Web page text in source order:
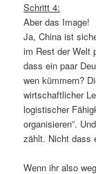
Schritt 4:
Aber das Image!
Ja, China ist
im Rest der Welt
dass ein paar
wen kümmern?
wirtschaftlicher
logistischer
organisieren”.
zählt. Nicht dass
Wenn ihr also